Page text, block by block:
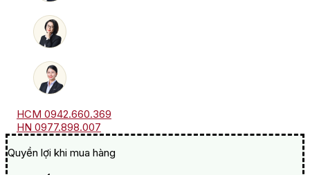
HCM 0942.660.369
HN 0977.898.007
Quyền lợi khi mua hàng